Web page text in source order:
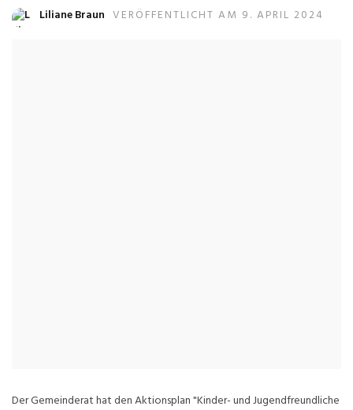
Liliane Braun VERÖFFENTLICHT AM 9. APRIL 2024
Der Gemeinderat hat den Aktionsplan "Kinder- und Jugendfreundliche